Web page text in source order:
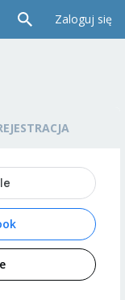
Zaloguj się